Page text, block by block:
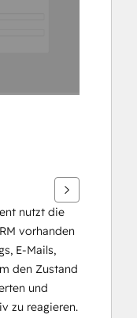
nutzt die
vorhanden
E-Mails,
den Zustand
und
zu reagieren.